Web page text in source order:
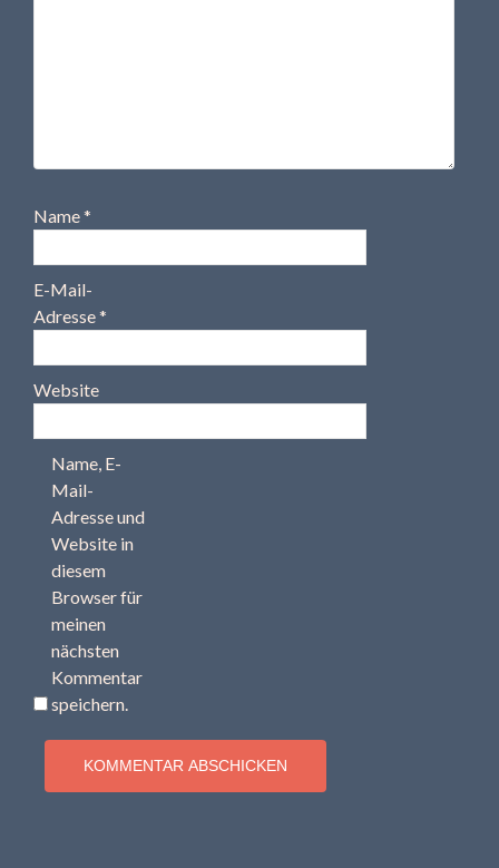
Name*
E-Mail-
Adresse*
Website
Name, E-
Mail-
Adresse und
Website in
diesem
Browser für
meinen
nächsten
Kommentar
speichern.